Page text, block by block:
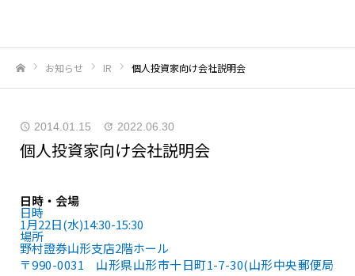
お知らせ IR 個人投資家向け会社説明会
2014.01.15 2022.06.30
個人投資家向け会社説明会
日時・会場
日時
1月22日(水)14:30-15:30
場所
野村證券山形支店2階ホール
〒990-0031 山形県山形市十日町1-7-30(山形中央郵便局